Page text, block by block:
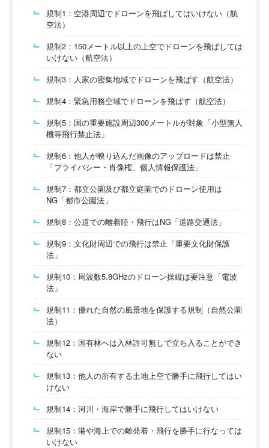
規制1：空港周辺でドローンを飛ばしてはいけない（航
空法）
規制2：150メートル以上の上空でドローンを飛ばしては
いけない（航空法）
規制3：人家の密集地域でドローンを飛ばす（航空法）
規制4：緊急用務空域でドローンを飛ばす（航空法）
規制5：国の重要施設周辺300メートルが対象「小型無人
機等飛行禁止法」
規制6：他人が映り込んだ画像のアップロードは禁止
「プライバシー・肖像権、個人情報保護法」
規制7：都立公園及び都立庭園でのドローン使用は
NG「都市公園法」
規制8：公道での離着陸・飛行はNG「道路交通法」
規制9：文化財周辺での飛行は禁止「重要文化財保護
法」
規制10：周波数5.8GHzのドローン操縦は要注意「電波
法」
規制11：優れた自然の風景地を保護する規制（自然公園
法）
規制12：国有林へは入林許可無しで立ち入ることができ
ない
規制13：他人の所有する土地上空で勝手に飛行してはい
けない
規制14：河川・海岸で勝手に飛行してはいけない
規制15：港や海上での離発着・飛行を勝手に行なっては
いけない